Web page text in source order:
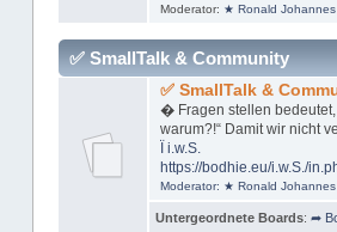
Moderator: ★ Ronald Johannes
✅ SmallTalk & Community
✅ SmallTalk &
� Fragen stellen bedeutet,
warum?!“ Damit wir nicht
Ï i.w.S.
https://bodhie.eu/i.w.S./
Moderator: ★ Ronald Johannes
Untergeordnete Boards: ➦